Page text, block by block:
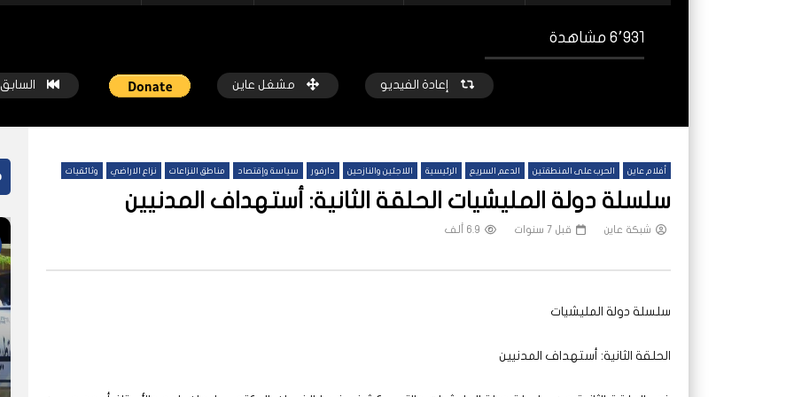
6٬931 مشاهدة
إعادة الفيديو مشغل عاين السابق
شاهد لاحقاً
يكفي
شاهد لاحقاً
الحرب تُجفف الزراعة في جنوب
أفلام عاين الحرب على المنطقتين الدعم السريع الرئيسية اللاجئين والنازحين دارفور سياسة وإقتصاد مناطق النزاعات نزاع الاراضي وثائقيات
سلسلة دولة المليشيات الحلقة الثانية: أستهداف المدنيين
شبكة عاين قبل 7 سنوات 6.9 ألف
سلسلة دولة المليشيات
الحلقة الثانية: أستهداف المدنيين